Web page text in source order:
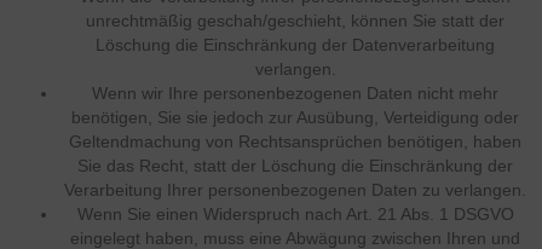
unrechtmäßig geschah/geschieht, können Sie statt der
Löschung die Einschränkung der Datenverarbeitung
verlangen.
Wenn wir Ihre personenbezogenen Daten nicht mehr
benötigen, Sie sie jedoch zur Ausübung, Verteidigung oder
Geltendmachung von Rechtsansprüchen benötigen, haben
Sie das Recht, statt der Löschung die Einschränkung der
Verarbeitung Ihrer personenbezogenen Daten zu verlangen.
Wenn Sie einen Widerspruch nach Art. 21 Abs. 1 DSGVO
eingelegt haben, muss eine Abwägung zwischen Ihren und